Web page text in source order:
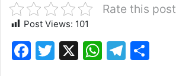
Rate this post
Post Views: 101
F
T
X
W T